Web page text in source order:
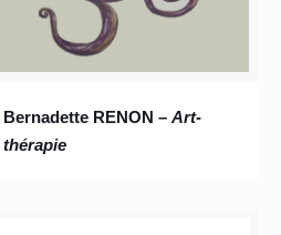
Bernadette RENON –Art-
thérapie